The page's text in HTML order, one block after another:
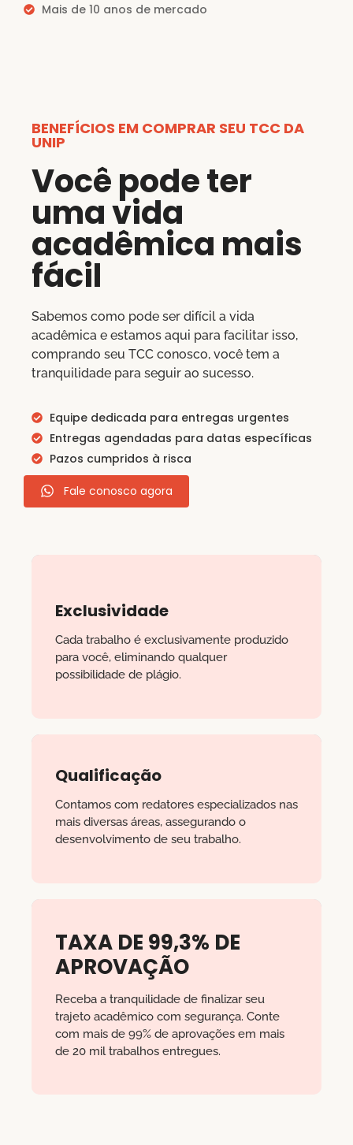
Mais de 10 anos de mercado
BENEFÍCIOS EM COMPRAR SEU TCC DA
UNIP
Você pode ter
uma vida
acadêmica mais
fácil
Sabemos como pode ser difícil a vida
acadêmica e estamos aqui para facilitar isso,
comprando seu TCC conosco, você tem a
tranquilidade para seguir ao sucesso.
Equipe dedicada para entregas urgentes
Entregas agendadas para datas específicas
Pazos cumpridos à risca
Fale conosco agora
Exclusividade
Cada trabalho é exclusivamente produzido
para você, eliminando qualquer
possibilidade de plágio.
Qualificação
Contamos com redatores especializados nas
mais diversas áreas, assegurando o
desenvolvimento de seu trabalho.
TAXA DE 99,3% DE
APROVAÇÃO
Receba a tranquilidade de finalizar seu
trajeto acadêmico com segurança. Conte
com mais de 99% de aprovações em mais
de 20 mil trabalhos entregues.